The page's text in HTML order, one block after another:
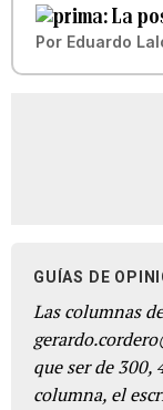
La
Por Eduardo
GUÍAS DE
Las columnas
que ser de 300,
columna, el